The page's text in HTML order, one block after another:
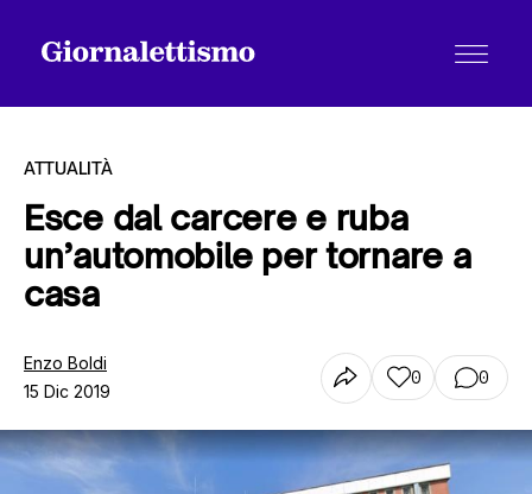
Tutti gli articoli
Chi siamo
Contatti
ATTUALITÀ
Esce dal carcere e ruba
un’automobile per tornare a
casa
Enzo Boldi
15 Dic 2019
0 0